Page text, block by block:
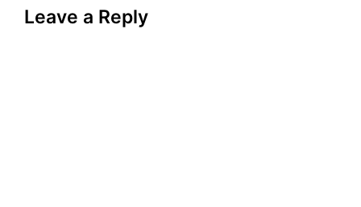
Leave a Reply